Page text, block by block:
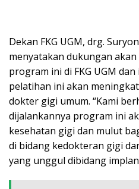
Dekan FKG UGM, drg.
menyatakan dukungan
program ini di FKG UGM
pelatihan ini akan
dokter gigi umum. “Kami
dijalankannya program ini
kesehatan gigi dan mulut
di bidang kedokteran gigi
yang unggul dibidang